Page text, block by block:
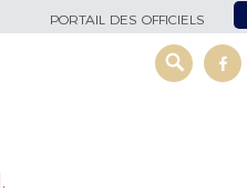
PORTAIL DES OFFICIELS